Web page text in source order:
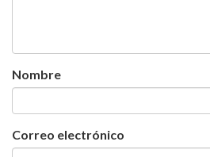
Nombre
Correo electrónico